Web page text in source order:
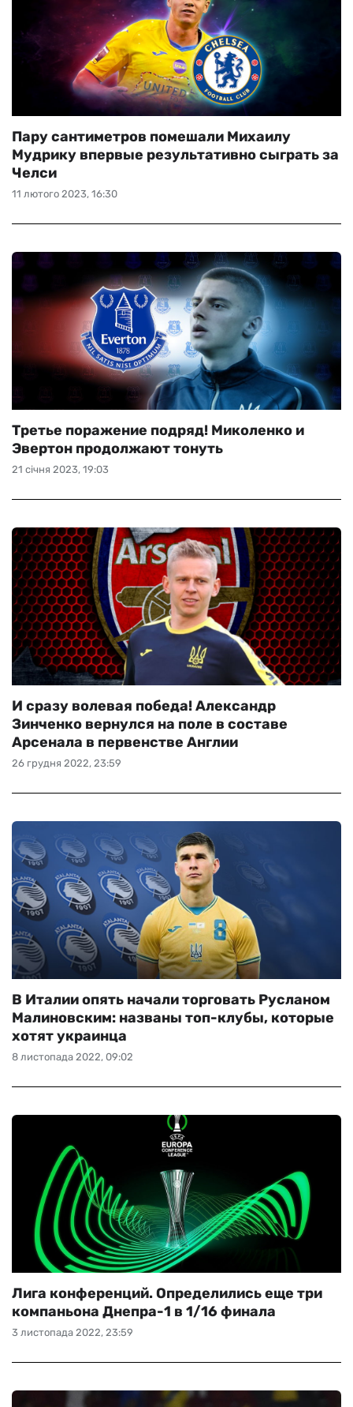
11 лютого 2023, 16:30
Пару сантиметров помешали Михаилу
Мудрику впервые результативно сыграть за
Челси
21 січня 2023, 19:03
Третье поражение подряд! Миколенко и
Эвертон продолжают тонуть
26 грудня 2022, 23:59
И сразу волевая победа! Александр
Зинченко вернулся на поле в составе
Арсенала в первенстве Англии
8 листопада 2022, 09:02
В Италии опять начали торговать Русланом
Малиновским: названы топ-клубы, которые
хотят украинца
3 листопада 2022, 23:59
Лига конференций. Определились еще три
компаньона Днепра-1 в 1/16 финала